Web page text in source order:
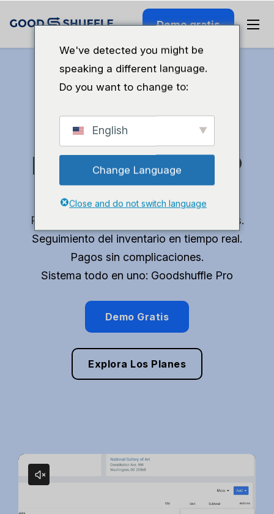
Demo gratis
Recupera tiempo
para poder hacer lo
que te gusta.
Presupuestos profesionales en 10 minutos.
Seguimiento del inventario en tiempo real.
Pagos sin complicaciones.
Sistema todo en uno: Goodshuffle Pro
Demo Gratis
Explora Los Planes
We've detected you might be
speaking a different language.
Do you want to change to:
English
Change Language
Close and do not switch language